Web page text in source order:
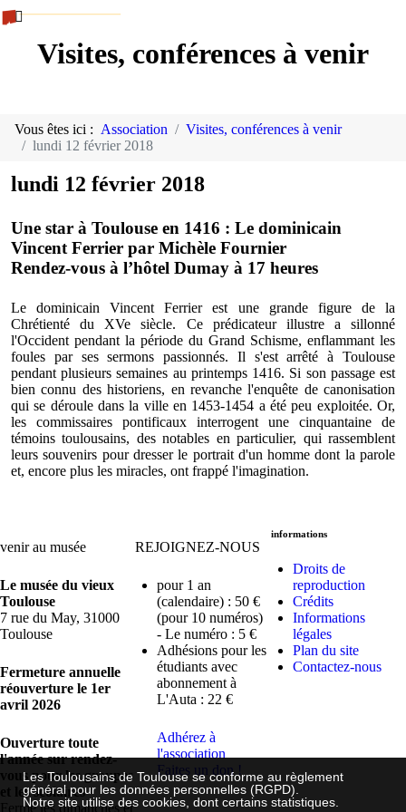
Les Toulousains de Toulouse se conforme au règlement
général pour les données personnelles (RGPD).
Notre site utilise des cookies, dont certains statistiques.
Visites, conférences à venir
Vous êtes ici : Association
Visites, conférences à venir
lundi 12 février 2018
lundi 12 février 2018
Une star à Toulouse en 1416 : Le dominicain
Vincent Ferrier par Michèle Fournier
Rendez-vous à l’hôtel Dumay à 17 heures
Le dominicain Vincent Ferrier est une grande figure de la
Chrétienté du XVe siècle. Ce prédicateur illustre a sillonné
l'Occident pendant la période du Grand Schisme, enflammant les
foules par ses sermons passionnés. Il s'est arrêté à Toulouse
pendant plusieurs semaines au printemps 1416. Si son passage est
bien connu des historiens, en revanche l'enquête de canonisation
qui se déroule dans la ville en 1453-1454 a été peu exploitée. Or,
les commissaires pontificaux interrogent une cinquantaine de
témoins toulousains, des notables en particulier, qui rassemblent
leurs souvenirs pour dresser le portrait d'un homme dont la parole
et, encore plus les miracles, ont frappé l'imagination.
venir au musée
Le musée du vieux
Toulouse
7 rue du May, 31000
Toulouse
Fermeture annuelle
réouverture le 1er
avril 2026
Ouverture toute
l'année sur rendez-
vous pour les groupes
et les scolaires
Fermé les dimanches et
REJOIGNEZ-NOUS
pour 1 an
(calendaire) : 50 €
(pour 10 numéros)
- Le numéro : 5 €
Adhésions pour les
étudiants avec
abonnement à
L'Auta : 22 €
Adhérez à
l'association
Faites un don !
informations
Droits de
reproduction
Crédits
Informations
légales
Plan du site
Contactez-nous